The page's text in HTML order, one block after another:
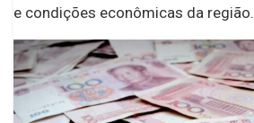
e condições econômicas da região.